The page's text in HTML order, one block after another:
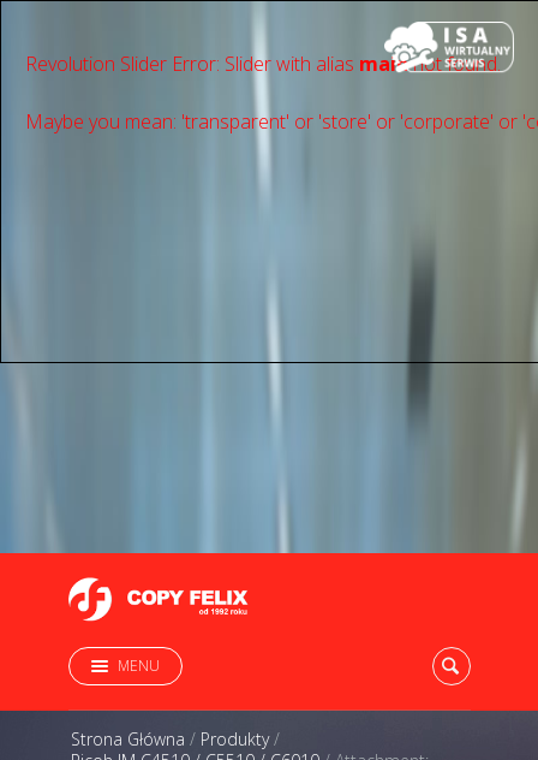
Revolution Slider Error: Slider with alias mainnot found.
Maybe you mean: 'transparent' or 'store' or 'сorporate' or
MENU
Strona Główna / Produkty/